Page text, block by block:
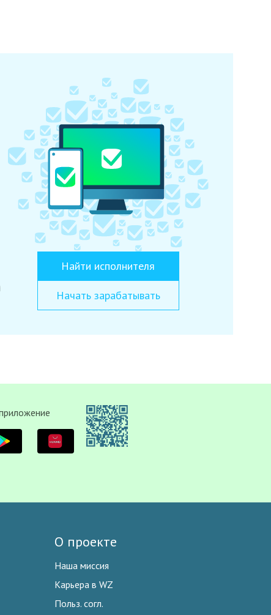
Найти исполнителя
Начать зарабатывать
О проекте
Наша миссия
Карьера в WZ
Польз. согл.